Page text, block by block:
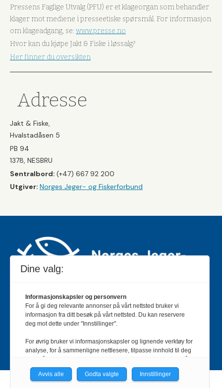
Pressens Faglige Utvalg (PFU) er et klageorgan som behandler
klager mot mediene i presseetiske spørsmål. For informasjon
om klageadgang, se: www.presse.no
Hvor kan du kjøpe Jakt & Fiske i løssalg?
Her finner du oversikten
Adresse
Jakt & Fiske,
Hvalstadåsen 5
PB 94
1378, NESBRU
Sentralbord: (+47) 667 92 200
Utgiver: Norges Jeger- og Fiskerforbund
Jakt & Fiske er landets største og eldste magasin for
jakt- og fiskeinteresserte med 195 000 månedlige
Bladet er en månedlig publikasjon og utgis av Norges
Jeger- og Fiskerforbund.
Meld deg inn her
Dine valg:
Informasjonskapsler og personvern
For å gi deg relevante annonser på vårt nettsted bruker vi
informasjon fra ditt besøk på vårt nettsted. Du kan reservere
deg mot dette under "Innstillinger".
For øvrig bruker vi informasjonskapsler og lignende verktøy for
analyse, for å sammenligne nettlesere, tilpasse innhold til deg
personvernerklæring.
Avvis alle Godta valgte Innstillinger